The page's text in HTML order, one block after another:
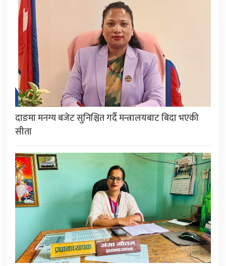
दाङमा मनग्य बजेट सुनिश्चित गर्दै मन्त्रालयबाट बिदा भएकी
सीता